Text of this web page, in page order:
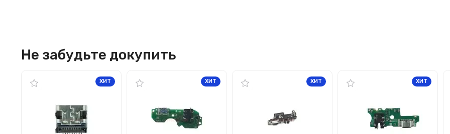
Не забудьте докупить
ХИТ ХИТ ХИТ ХИТ